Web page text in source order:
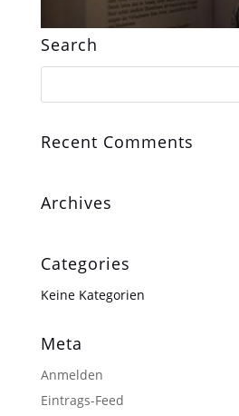
Search
Recent Comments
Archives
Categories
Keine Kategorien
Meta
Anmelden
Eintrags-Feed